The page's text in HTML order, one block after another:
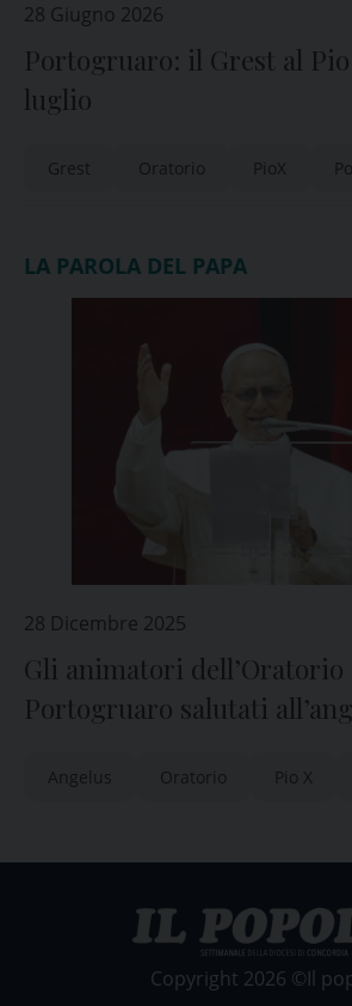
28 Giugno 2026
Portogruaro: il Grest al
luglio
Grest Oratorio PioX
LA PAROLA DEL PAPA
28 Dicembre 2025
Gli animatori dell’Oratorio
Portogruaro salutati
Angelus Oratorio Pio X
Copyright 2026 ©Il